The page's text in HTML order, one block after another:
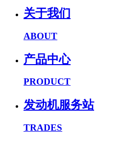
关于我们
ABOUT
产品中心
PRODUCT
发动机服务站
TRADES